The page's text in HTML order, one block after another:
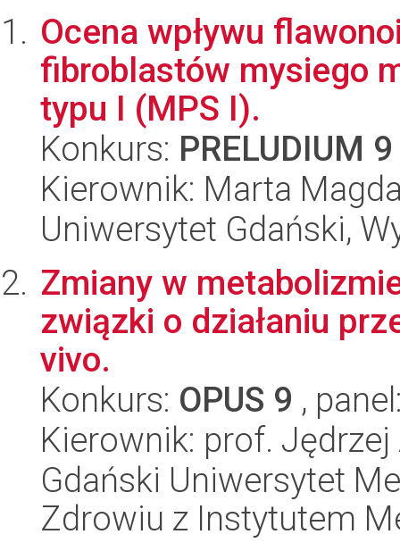
Ocena wpływu
fibroblastów mysiego
typu I (MPS I).
Konkurs: PRELUDIUM 9
Kierownik: Marta
Uniwersytet Gdański,
Zmiany w
związki o działaniu
vivo.
Konkurs: OPUS 9 ,
Kierownik: prof.
Gdański Uniwersytet
Zdrowiu z Instytutem